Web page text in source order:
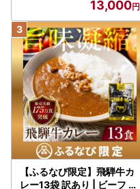
13,000
【ふるなび限定】飛騨牛カ
レー13袋 訳あり | ビーフ レ